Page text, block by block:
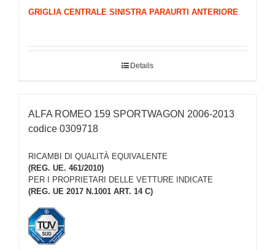
GRIGLIA CENTRALE SINISTRA PARAURTI ANTERIORE
Details
ALFA ROMEO 159 SPORTWAGON 2006-2013
codice 0309718
RICAMBI DI QUALITÀ EQUIVALENTE
(REG. UE. 461/2010)
PER I PROPRIETARI DELLE VETTURE INDICATE
(REG. UE 2017 N.1001 ART. 14 C)